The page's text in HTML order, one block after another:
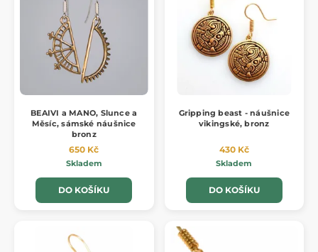
BEAIVI a MANO, Slunce a
Měsíc, sámské náušnice
bronz
650 Kč
Skladem
DO KOŠÍKU
Gripping beast - náušnice
vikingské, bronz
430 Kč
Skladem
DO KOŠÍKU